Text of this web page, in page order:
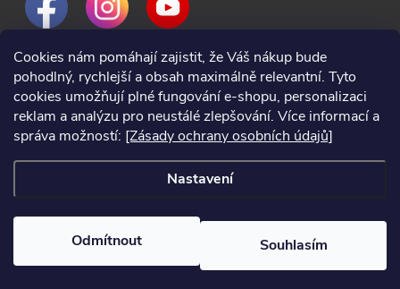
Cookies nám pomáhají zajistit, že Váš nákup bude
pohodlný, rychlejší a obsah maximálně relevantní. Tyto
cookies umožňují plné fungování e-shopu, personalizaci
reklam a analýzu pro neustálé zlepšování. Více informací a
správa možností: [Zásady ochrany osobních údajů]
Nastavení
Odmítnout Souhlasím
2024 © Nářadí Praha, všechna práva vyhrazena
Vytvořil Shoptet